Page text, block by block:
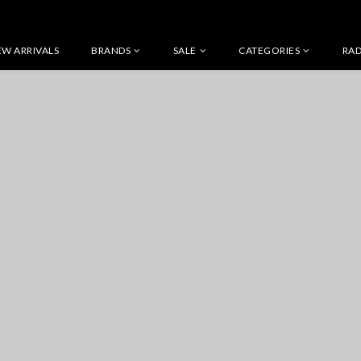
ARRIVALS BRANDS SALE CATEGORIES